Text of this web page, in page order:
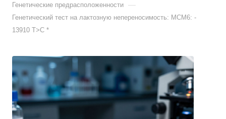
Генетические предрасположенности —
Генетический тест на лактозную непереносимость: МСМ6: -
13910 Т>С *